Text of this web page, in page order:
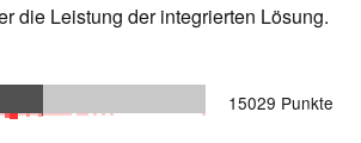
die Leistung der integrierten Lösung.
15029 Punkte